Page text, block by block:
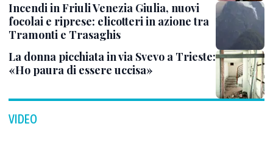
Incendi in Friuli Venezia Giulia, nuovi
focolai e riprese: elicotteri in azione tra
Tramonti e Trasaghis
La donna picchiata in via Svevo a Trieste:
«Ho paura di essere uccisa»
VIDEO